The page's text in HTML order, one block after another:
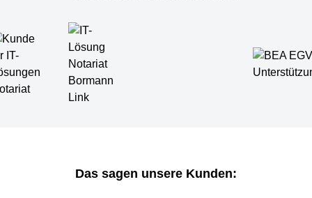
Das sagen unsere Kunden: